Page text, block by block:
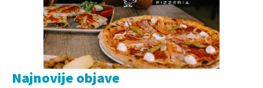
Najnovije objave